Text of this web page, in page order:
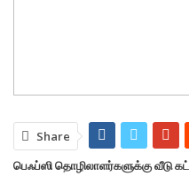
Share
பெஃப்ஸி தொழிலாளர்களுக்கு வீடு